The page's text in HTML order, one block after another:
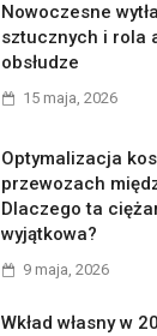
Nowoczesne
sztucznych i rola
obsłudze
15 maja, 2026
Optymalizacja
przewozach
Dlaczego ta
wyjątkowa?
9 maja, 2026
Wkład własny w